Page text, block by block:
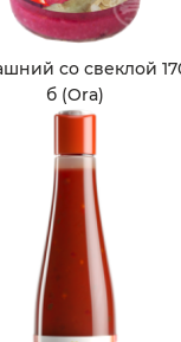
со свеклой
б (Ora)